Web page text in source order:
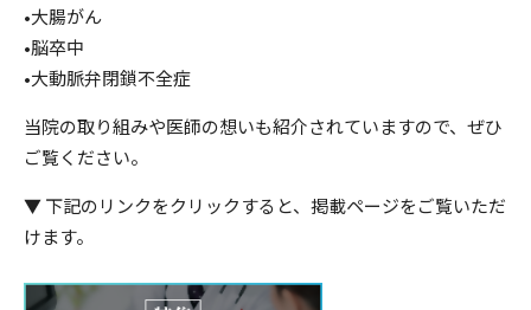
•大腸がん
•脳卒中
•大動脈弁閉鎖不全症
当院の取り組みや医師の想いも紹介されていますので、ぜひ
ご覧ください。
▼ 下記のリンクをクリックすると、掲載ページをご覧いただ
けます。